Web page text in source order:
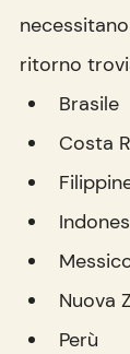
ritorno
Brasile
Costa
Nuova
Perù